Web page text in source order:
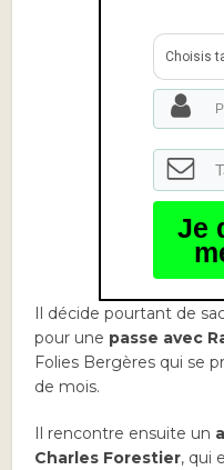
Choisis
Je
Il décide pourtant de
pour une passe avec
Folies Bergères qui se
de mois.
Il rencontre ensuite un
Charles Forestier, qui